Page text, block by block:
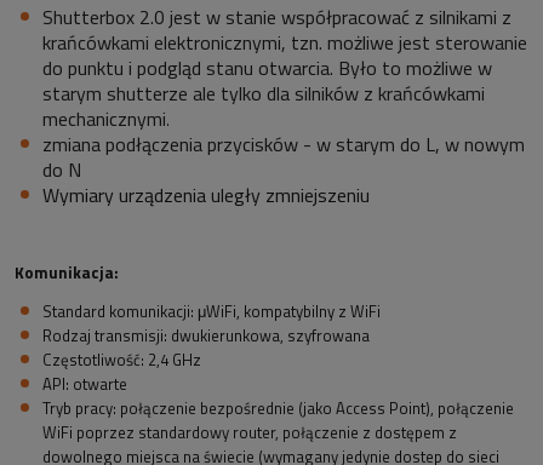
Shutterbox 2.0 jest w stanie współpracować z silnikami z
krańcówkami elektronicznymi, tzn. możliwe jest sterowanie
do punktu i podgląd stanu otwarcia. Było to możliwe w
starym shutterze ale tylko dla silników z krańcówkami
mechanicznymi.
zmiana podłączenia przycisków - w starym do L, w nowym
do N
Wymiary urządzenia uległy zmniejszeniu
Komunikacja:
Standard komunikacji: μWiFi, kompatybilny z WiFi
Rodzaj transmisji: dwukierunkowa, szyfrowana
Częstotliwość: 2,4 GHz
API: otwarte
Tryb pracy: połączenie bezpośrednie (jako Access Point), połączenie
WiFi poprzez standardowy router, połączenie z dostępem z
dowolnego miejsca na świecie (wymagany jedynie dostep do sieci